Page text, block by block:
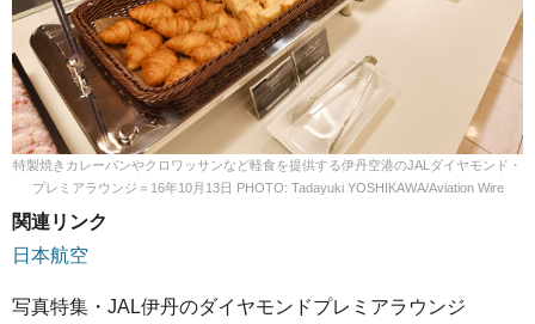
特製焼きカレーパンやクロワッサンなど軽食を提供する伊丹空港のJALダイヤモンド・
プレミアラウンジ＝16年10月13日 PHOTO: Tadayuki YOSHIKAWA/Aviation Wire
関連リンク
日本航空
写真特集・JAL伊丹のダイヤモンドプレミアラウンジ